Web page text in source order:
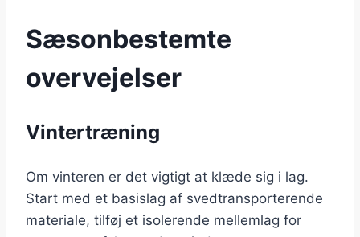
Sæsonbestemte
overvejelser
Vintertræning
Om vinteren er det vigtigt at klæde sig i lag.
Start med et basislag af svedtransporterende
materiale, tilføj et isolerende mellemlag for